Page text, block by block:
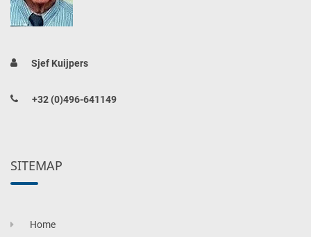
Sjef Kuijpers
+32 (0)496-641149
SITEMAP
Home